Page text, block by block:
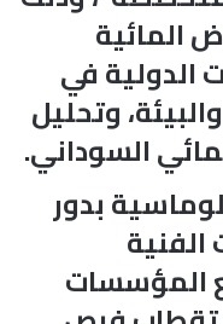
المائية
الدولية في
وتحليل
السوداني.
بدور
المؤسسات